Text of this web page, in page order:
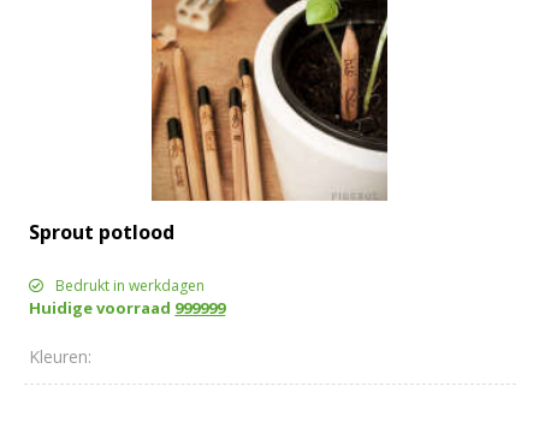
Sprout potlood
Bedrukt in werkdagen
Huidige voorraad 999999